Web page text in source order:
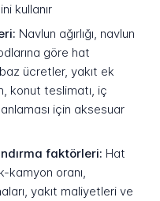
kullanır
Navlun ağırlığı, navlun
göre hat
ücretler, yakıt ek
konut teslimatı, iç
için aksesuar
faktörleri: Hat
kamyon oranı,
yakıt maliyetleri ve